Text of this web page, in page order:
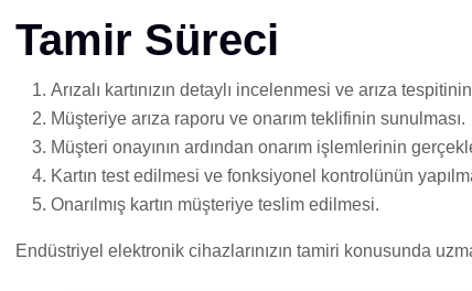
Tamir Süreci
Arızalı kartınızın detaylı incelenmesi ve arıza
Müşteriye arıza raporu ve onarım teklifinin sunulması.
Müşteri onayının ardından onarım işlemlerinin
Kartın test edilmesi ve fonksiyonel kontrolünün
Onarılmış kartın müşteriye teslim edilmesi.
Endüstriyel elektronik cihazlarınızın tamiri konusunda